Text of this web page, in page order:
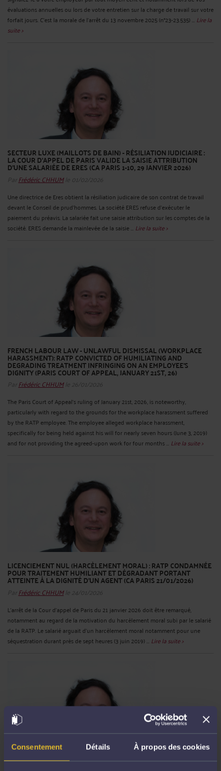
Consentement Détails À propos des cookies
évaluations annuelles ou lors de votre entretien sur la charge de travail sur votre
forfait jours. C’est la morale de l’arrêt du 13 novembre 2025 (n°23-23.535) ... Lire la
suite >
SECTEUR LUXE (MAILLOTS DE BAIN) - RÉSILIATION JUDICIAIRE :
LA COUR D’APPEL DE PARIS VALIDE LA SAISIE ATTRIBUTION
D’UNE SALARIÉE DE ERES (CA PARIS 1-10, 29 JANVIER 2026)
Par Frédéric CHHUMle 01/02/2026
Une directrice de Eres obtient la résiliation judicaire de son contrat de travail
devant le Conseil de prud’hommes. La société ERES refuse d’exécuter le
paiement du préavis. La salariée fait une saisie attribution sur les comptes de la
société. ERES demande la mainlevée de la saisie ... Lire la suite >
FRENCH LABOUR LAW - UNLAWFUL DISMISSAL (WORKPLACE
HARASSMENT): RATP CONVICTED OF HUMILIATING AND
DEGRADING TREATMENT INFRINGING ON AN EMPLOYEE'S
DIGNITY (PARIS COURT OF APPEAL, JANUARY 21ST, 26)
Par Frédéric CHHUMle 26/01/2026
The Paris Court of Appeal's ruling of January 21st, 2026, is noteworthy,
particularly with regard to the grounds for the workplace harassment suffered
by the RATP employee. The employee alleged workplace harassment,
specifically for being held against his will for nearly seven hours (June 3, 2019)
and for not providing the agreed-upon work for four months ... Lire la suite >
LICENCIEMENT NUL (HARCÈLEMENT MORAL) : RATP CONDAMNÉE
POUR TRAITEMENT HUMILIANT ET DÉGRADANT PORTANT
ATTEINTE À LA DIGNITÉ D’UN AGENT (CA PARIS 21/01/2026)
Par Frédéric CHHUMle 24/01/2026
L’arrêt de la Cour d’appel de Paris du 21 janvier 2026 doit être remarqué,
notamment au regard de la motivation du harcèlement moral subi par le salarié
de la RATP. Le salarié arguait d’un harcèlement moral notamment pour une
séquestration durant près de sept heures (3 juin 2019) ... Lire la suite >
FRENCH EMPLOYMENT LAW - INTERNAL INVESTIGATIONS: